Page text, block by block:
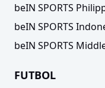
beIN SPORTS
beIN SPORTS
beIN SPORTS
FUTBOL